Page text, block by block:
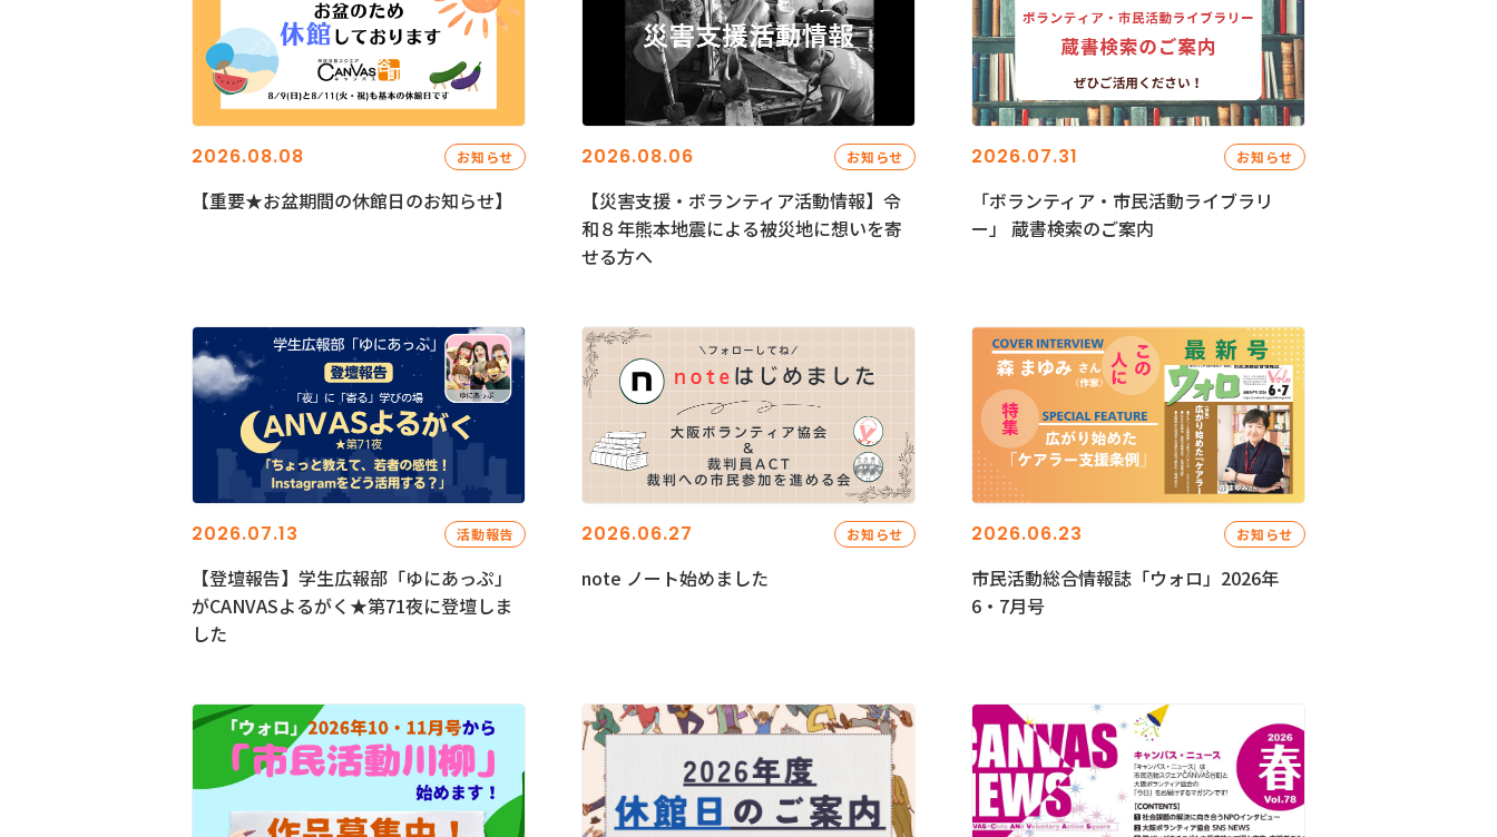
2026.08.08 お知らせ
【重要★お盆期間の休館日のお知らせ】
2026.08.06 お知らせ
【災害支援・ボランティア活動情報】令
和８年熊本地震による被災地に想いを寄
せる方へ
2026.07.31 お知らせ
「ボランティア・市民活動ライブラリ
ー」 蔵書検索のご案内
2026.07.13 活動報告
【登壇報告】学生広報部「ゆにあっぷ」
がCANVASよるがく★第71夜に登壇しま
した
2026.06.27 お知らせ
note ノート始めました
2026.06.23 お知らせ
市民活動総合情報誌「ウォロ」2026年
6・7月号